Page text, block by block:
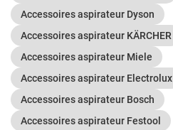
Accessoires aspirateur Dyson
Accessoires aspirateur KÄRCHER
Accessoires aspirateur Miele
Accessoires aspirateur Electrolux
Accessoires aspirateur Bosch
Accessoires aspirateur Festool